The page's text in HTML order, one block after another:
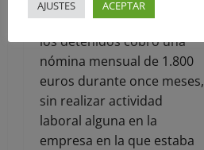
descubierto, que uno de
los detenidos cobró una
nómina mensual de 1.800
euros durante once meses,
sin realizar actividad
laboral alguna en la
empresa en la que estaba
AJUSTES ACEPTAR